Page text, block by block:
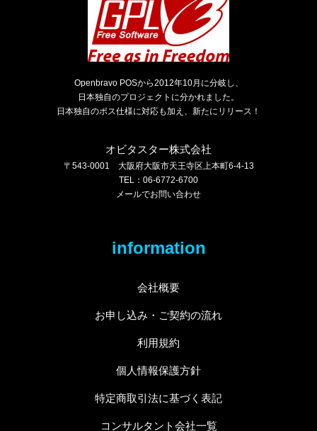
Openbravo POSから2012年10月に分岐し、
日本独自のプロジェクトに分かれました。
日本独自のポス仕様に対応も加え、新たにリリース！
オビタスター株式会社
〒543-0001 大阪府大阪市天王寺区上本町6-4-13
TEL：06-6772-6700
メールでお問い合わせ
information
会社概要
お申し込み・ご契約の流れ
利用規約
個人情報保護方針
特定商取引法に基づく表記
コンサルタント会社一覧